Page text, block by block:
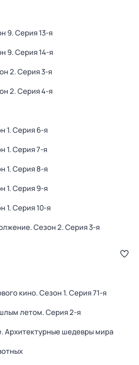
9. Серия 13-я
9. Серия 14-я
2. Серия 3-я
2. Серия 4-я
1. Серия 6-я
1. Серия 7-я
1. Серия 8-я
1. Серия 9-я
1. Серия 10-я
. Сезон 2. Серия 3-я
кино. Сезон 1. Серия 71-я
летом. Серия 2-я
Архитектурные шедевры мира